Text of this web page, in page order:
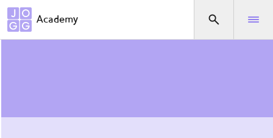
Direct naar het menu
Jantje Beton Buitenspeeldag
Academy
zoek?